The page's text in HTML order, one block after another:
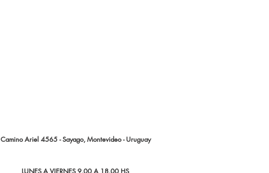
Camino Ariel 4565 - Sayago, Montevideo - Uruguay
LUNES A VIERNES 9.00 A 18.00 HS